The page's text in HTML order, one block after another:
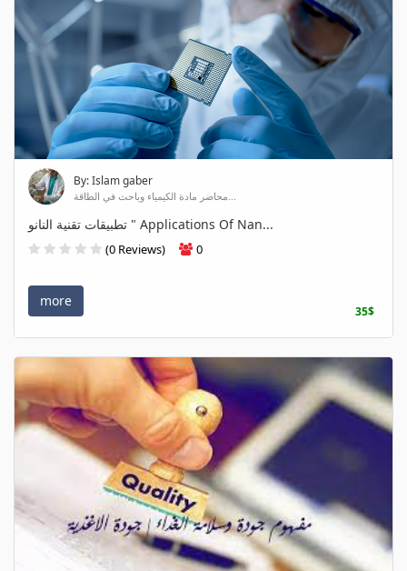
By: Islam gaber
محاضر مادة الكيمياء وباحث في الطاقة...
تطبيقات تقنية النانو " Applications Of Nan...
(0 Reviews) 0
more
35$